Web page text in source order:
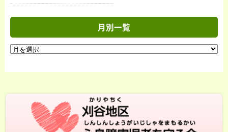
月別一覧